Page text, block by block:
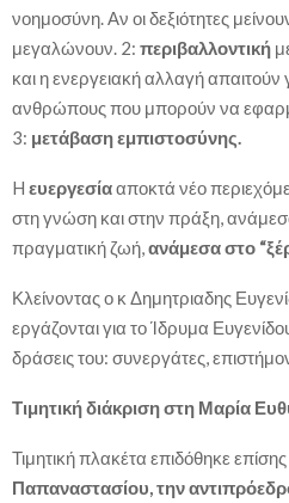
νοημοσύνη. Αν οι δεξιότητες
μεγαλώνουν. 2: περιβαλλοντική
και η ενεργειακή αλλαγή απαιτούν
ανθρώπους που μπορούν να
3: μετάβαση εμπιστοσύνης.
H ευεργεσίααποκτά νέο
στη γνώση και στην πράξη,
πραγματική ζωή, ανάμεσα στο
Κλείνοντας ο κ Δημητριαδης
εργάζονται για το Ίδρυμα
δράσεις του: συνεργάτες,
Τιμητική διάκριση στη Μαρία
Τιμητική πλακέτα επιδόθηκε
Παπαναστασίου, την